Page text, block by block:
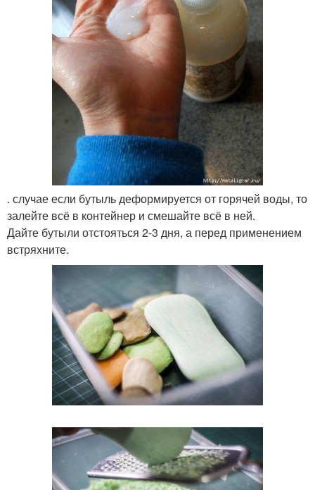
. случае если бутыль деформируется от горячей воды, то
залейте всё в контейнер и смешайте всё в ней.
Дайте бутыли отстояться 2-3 дня, а перед применением
встряхните.